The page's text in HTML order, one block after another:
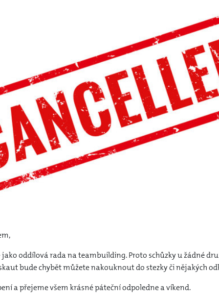
oddílová rada na teambuilding. Proto schůzky u žádné
bude chybět můžete nakouknout do stezky či nějakých
a přejeme všem krásné páteční odpoledne a víkend.